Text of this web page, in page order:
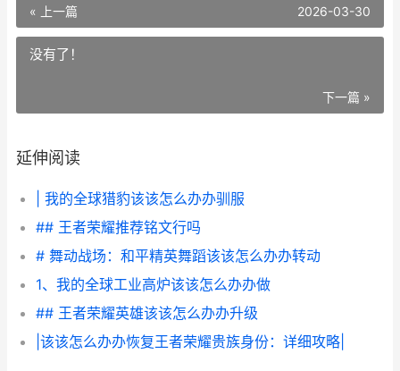
« 上一篇 2026-03-30
没有了！
下一篇 »
延伸阅读
| 我的全球猎豹该该怎么办办驯服
## 王者荣耀推荐铭文行吗
# 舞动战场：和平精英舞蹈该该怎么办办转动
1、我的全球工业高炉该该怎么办办做
## 王者荣耀英雄该该怎么办办升级
|该该怎么办办恢复王者荣耀贵族身份：详细攻略|